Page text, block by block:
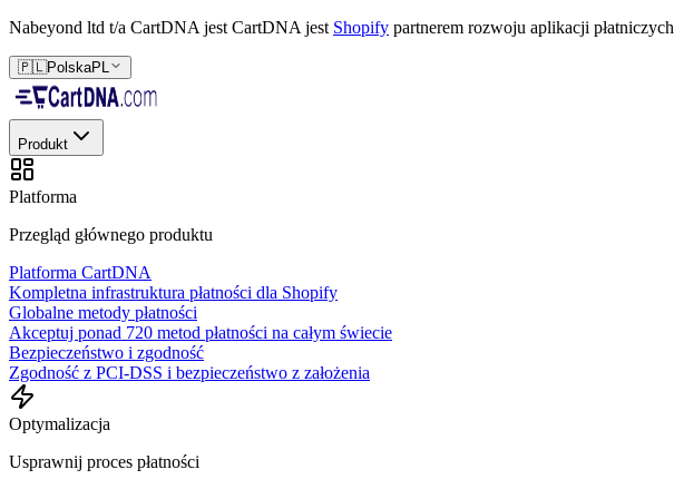
Nabeyond ltd t/a CartDNA jest CartDNA jest Shopify partnerem rozwoju aplikacji płatniczych
🇵🇱PolskaPL
Produkt
Platforma
Przegląd głównego produktu
Platforma CartDNA
Kompletna infrastruktura płatności dla Shopify
Globalne metody płatności
Akceptuj ponad 720 metod płatności na całym świecie
Bezpieczeństwo i zgodność
Zgodność z PCI-DSS i bezpieczeństwo z założenia
Optymalizacja
Usprawnij proces płatności